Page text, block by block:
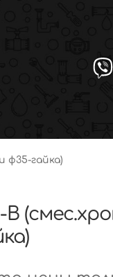
ф35-гайка)
B